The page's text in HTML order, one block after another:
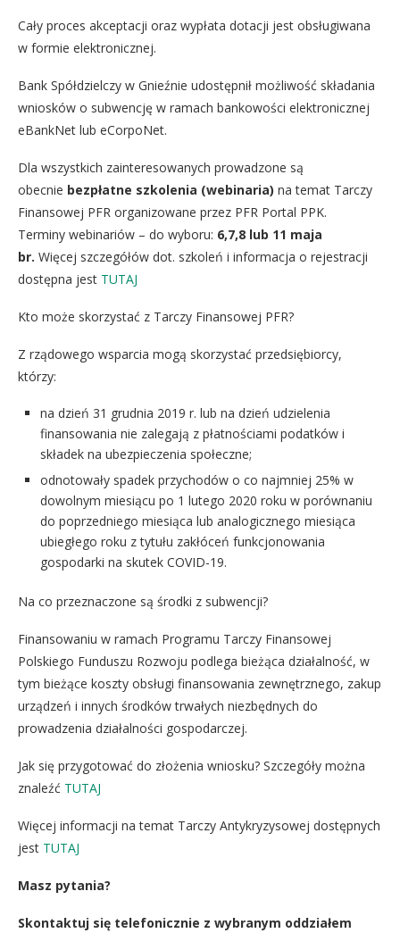
Cały proces akceptacji oraz wypłata dotacji jest obsługiwana
w formie elektronicznej.
Bank Spółdzielczy w Gnieźnie udostępnił możliwość składania
wniosków o subwencję w ramach bankowości elektronicznej
eBankNet lub eCorpoNet.
Dla wszystkich zainteresowanych prowadzone są
obecnie bezpłatne szkolenia (webinaria) na temat Tarczy
Finansowej PFR organizowane przez PFR Portal PPK.
Terminy webinariów – do wyboru: 6,7,8 lub 11 maja
br. Więcej szczegółów dot. szkoleń i informacja o rejestracji
dostępna jest TUTAJ
Kto może skorzystać z Tarczy Finansowej PFR?
Z rządowego wsparcia mogą skorzystać przedsiębiorcy,
którzy:
na dzień 31 grudnia 2019 r. lub na dzień udzielenia
finansowania nie zalegają z płatnościami podatków i
składek na ubezpieczenia społeczne;
odnotowały spadek przychodów o co najmniej 25% w
dowolnym miesiącu po 1 lutego 2020 roku w porównaniu
do poprzedniego miesiąca lub analogicznego miesiąca
ubiegłego roku z tytułu zakłóceń funkcjonowania
gospodarki na skutek COVID-19.
Na co przeznaczone są środki z subwencji?
Finansowaniu w ramach Programu Tarczy Finansowej
Polskiego Funduszu Rozwoju podlega bieżąca działalność, w
tym bieżące koszty obsługi finansowania zewnętrznego, zakup
urządzeń i innych środków trwałych niezbędnych do
prowadzenia działalności gospodarczej.
Jak się przygotować do złożenia wniosku? Szczegóły można
znaleźć TUTAJ
Więcej informacji na temat Tarczy Antykryzysowej dostępnych
jest TUTAJ
Masz pytania?
Skontaktuj się telefonicznie z wybranym oddziałem